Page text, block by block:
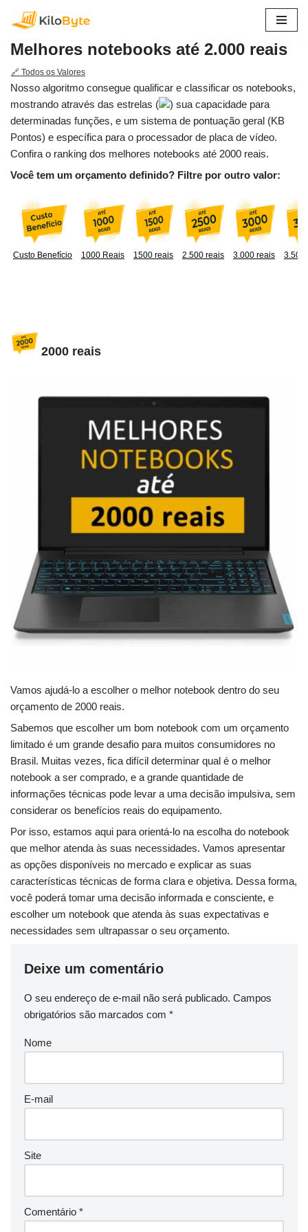
para
o
conteúdo
Melhores notebooks até 2.000 reais
🔗 Todos os Valores
Nosso algoritmo consegue qualificar e classificar os notebooks,
mostrando através das estrelas (
) sua capacidade para
determinadas funções, e um sistema de pontuação geral (KB
Pontos) e específica para o processador de placa de vídeo.
Confira o ranking dos melhores notebooks até 2000 reais.
Você tem um orçamento definido? Filtre por outro valor:
Custo Benefício 1000 Reais 1500 reais 2.500 reais 3.000 reais 3.500
2000 reais
Vamos ajudá-lo a escolher o melhor notebook dentro do seu
orçamento de 2000 reais.
Sabemos que escolher um bom notebook com um orçamento
limitado é um grande desafio para muitos consumidores no
Brasil. Muitas vezes, fica difícil determinar qual é o melhor
notebook a ser comprado, e a grande quantidade de
informações técnicas pode levar a uma decisão impulsiva, sem
considerar os benefícios reais do equipamento.
Por isso, estamos aqui para orientá-lo na escolha do notebook
que melhor atenda às suas necessidades. Vamos apresentar
as opções disponíveis no mercado e explicar as suas
características técnicas de forma clara e objetiva. Dessa forma,
você poderá tomar uma decisão informada e consciente, e
escolher um notebook que atenda às suas expectativas e
necessidades sem ultrapassar o seu orçamento.
Deixe um comentário
O seu endereço de e-mail não será publicado. Campos
obrigatórios são marcados com *
Nome
E-mail
Site
Comentário *